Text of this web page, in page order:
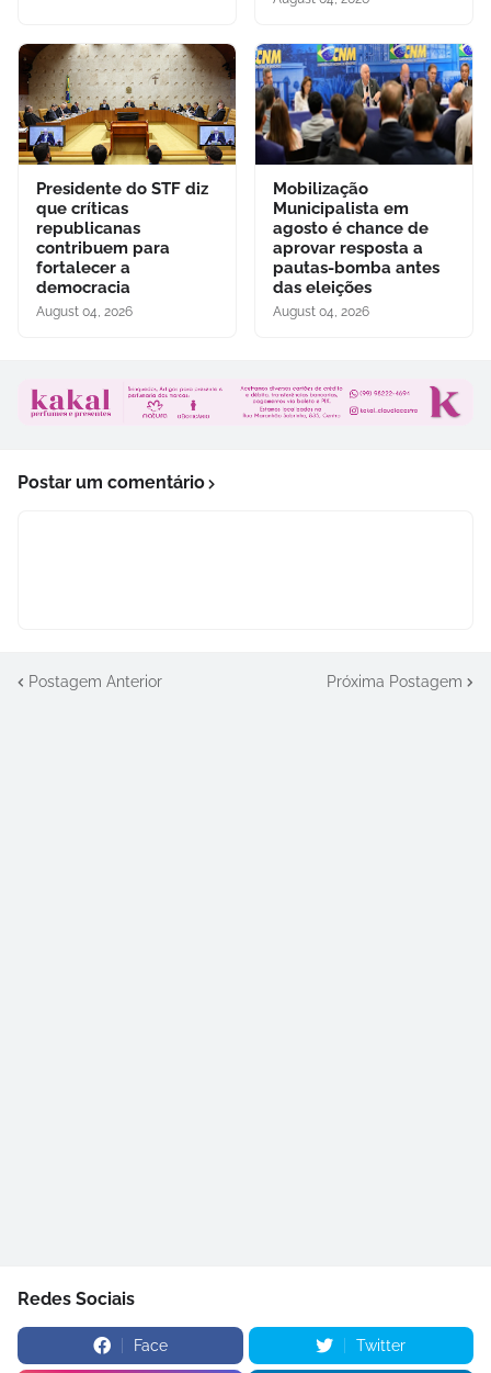
Presidente do STF diz
que críticas
republicanas
contribuem para
fortalecer a
democracia
August 04, 2026
Mobilização
Municipalista em
agosto é chance de
aprovar resposta a
pautas-bomba antes
das eleições
August 04, 2026
Postar um comentário
Postagem Anterior Próxima Postagem
Redes Sociais
Face Twitter